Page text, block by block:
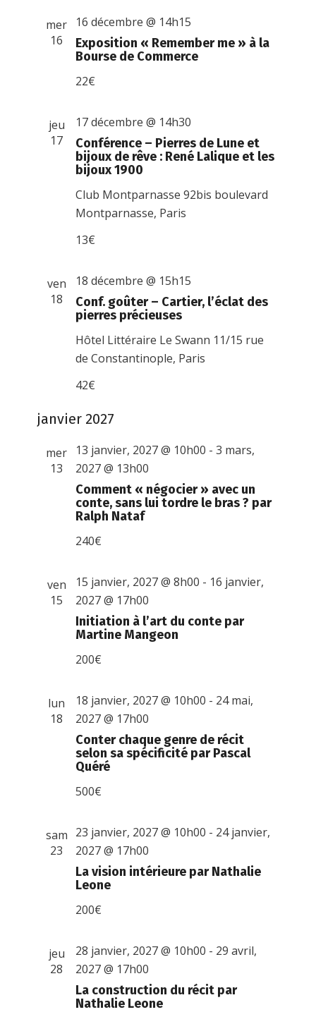
mer
16
Exposition « Remember me » à la
Bourse de Commerce
16 décembre @ 14h15
22€
jeu
17
Conférence – Pierres de Lune et
bijoux de rêve : René Lalique et les
bijoux 1900
17 décembre @ 14h30
Club Montparnasse92bis boulevard
Montparnasse, Paris
13€
ven
18
Conf. goûter – Cartier, l’éclat des
pierres précieuses
18 décembre @ 15h15
Hôtel Littéraire Le Swann 11/15 rue
de Constantinople, Paris
42€
janvier 2027
mer
13
Comment « négocier » avec un
conte, sans lui tordre le bras ? par
Ralph Nataf
13 janvier, 2027 @ 10h00 -3 mars,
2027 @ 13h00
240€
ven
15
Initiation à l’art du conte par
Martine Mangeon
15 janvier, 2027 @ 8h00 - 16 janvier,
2027 @ 17h00
200€
lun
18
Conter chaque genre de récit
selon sa spécificité par Pascal
Quéré
18 janvier, 2027 @ 10h00 - 24 mai,
2027 @ 17h00
500€
sam
23
La vision intérieure par Nathalie
Leone
23 janvier, 2027 @ 10h00 - 24 janvier,
2027 @ 17h00
200€
jeu
28
La construction du récit par
Nathalie Leone
28 janvier, 2027 @ 10h00 - 29 avril,
2027 @ 17h00